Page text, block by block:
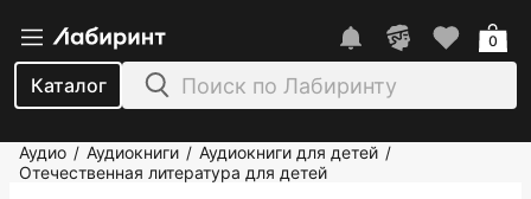
Каталог
0
Аудио / Аудиокниги / Аудиокниги для детей /
Отечественная литература для детей